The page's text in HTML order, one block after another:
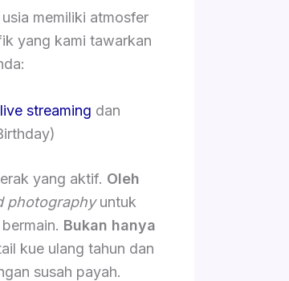
memiliki atmosfer
yang kami tawarkan
streaming dan
yang aktif. Oleh
photographyuntuk
Bukan hanya
kue ulang tahun dan
susah payah.